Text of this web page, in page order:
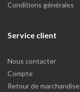
Conditions générales
Service client
Nous contacter
Compte
Retour de marchandise